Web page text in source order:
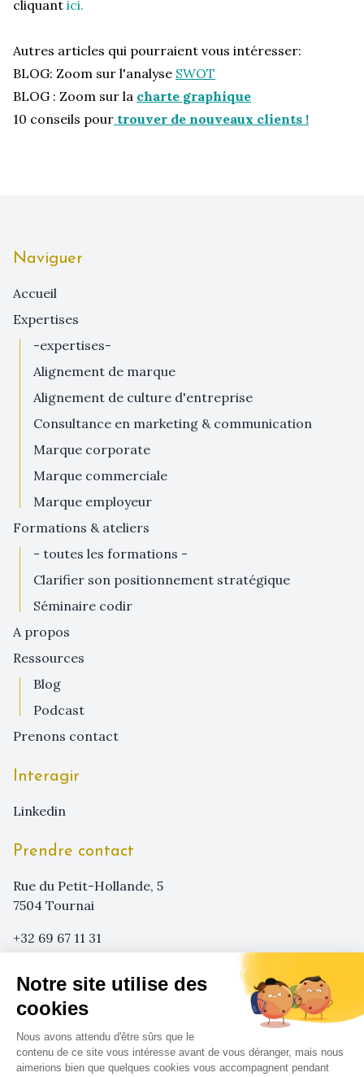
Notre site utilise des
cookies
Nous avons attendu d'être sûrs que le
contenu de ce site vous intéresse avant de vous déranger, mais nous
aimerions bien que quelques cookies vous accompagnent pendant
cliquant ici.
Autres articles qui pourraient vous intéresser:
BLOG: Zoom sur l'analyse SWOT
BLOG : Zoom sur la charte graphique
10 conseils pour trouver de nouveaux clients !
Naviguer
Accueil
expertises
-expertises-
alignement de marque
alignement de culture d'entreprise
consultance en marketing & communication
marque corporate
marque commerciale
marque employeur
formations & ateliers
- toutes les formations -
clarifier son positionnement stratégique
séminaire codir
a propos
ressources
blog
podcast
prenons contact
Interagir
linkedin
Prendre contact
Rue du Petit-Hollande, 5
7504 Tournai
+32 69 67 11 31
info@sensa-agency.com